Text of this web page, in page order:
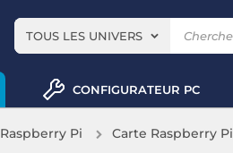
TOUS LES UNIVERS
CONFIGURATEUR PC
Raspberry Pi Carte Raspberry Pi